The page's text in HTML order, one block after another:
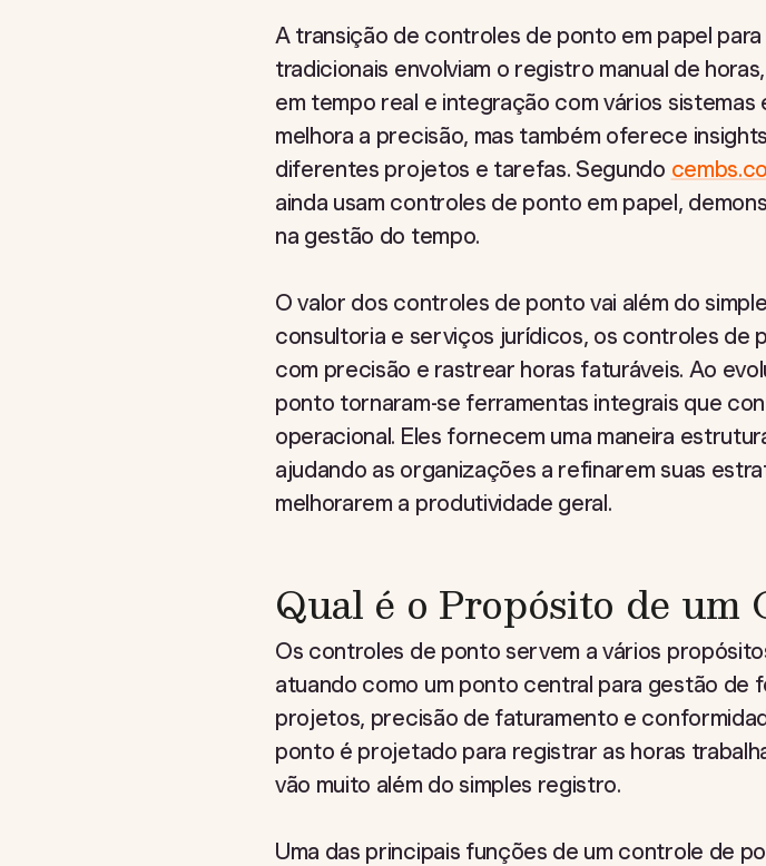
A transição de controles de ponto em papel
tradicionais envolviam o registro manual de
em tempo real e integração com vários sistemas
melhora a precisão, mas também oferece
diferentes projetos e tarefas. Segundo
ainda usam controles de ponto em papel,
na gestão do tempo.
O valor dos controles de ponto vai além do
consultoria e serviços jurídicos, os controles de
com precisão e rastrear horas faturáveis. Ao
ponto tornaram-se ferramentas integrais que
operacional. Eles fornecem uma maneira
ajudando as organizações a refinarem suas
melhorarem a produtividade geral.
Qual é o Propósito de um
Os controles de ponto servem a vários
atuando como um ponto central para gestão de
projetos, precisão de faturamento e
ponto é projetado para registrar as horas
vão muito além do simples registro.
Uma das principais funções de um controle de